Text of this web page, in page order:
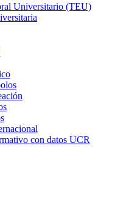
Universitario (TEU)
con datos UCR